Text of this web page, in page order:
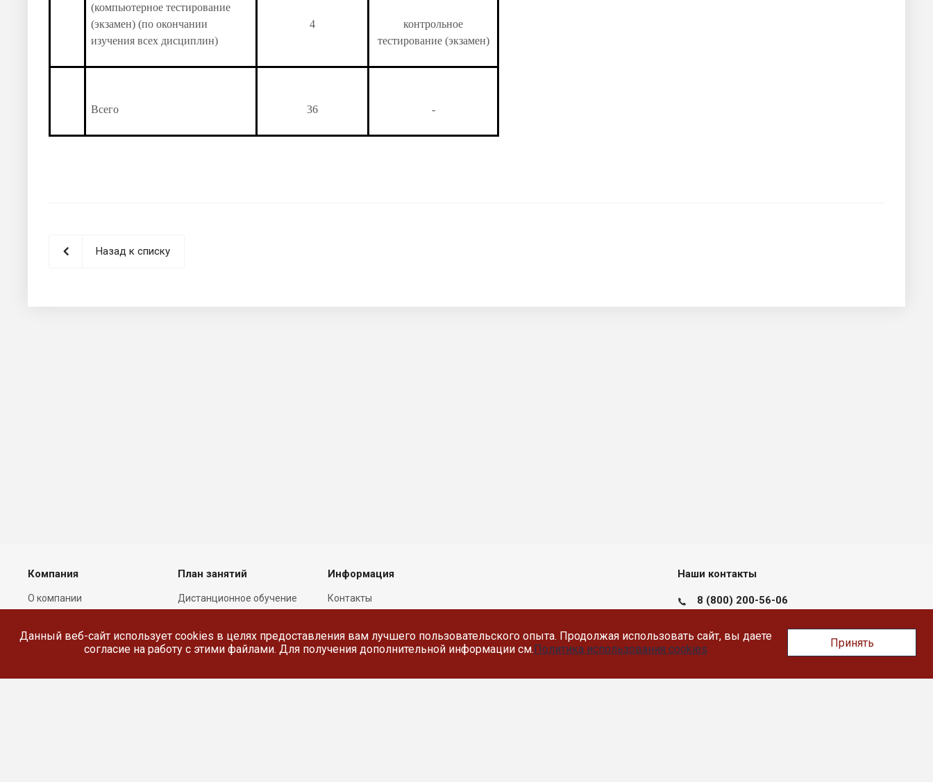
Данный веб-сайт использует cookies в целях предоставления вам лучшего пользовательского опыта. Продолжая использовать сайт, вы даете
согласие на работу с этими файлами. Для получения дополнительной информации см.Политика использования cookies Принять
(компьютерное тестирование
(экзамен) (по окончании
изучения всех дисциплин)
4
контрольное
тестирование (экзамен)
Всего 36 -
Назад к списку
Компания
О компании
Сотрудники
План занятий
Дистанционное обучение
документов
Информация
Контакты
Политика в отношении
обработки персональных
Наши контакты
8 (800) 200-56-06
Тверь, Докучаева 36, помещение XII